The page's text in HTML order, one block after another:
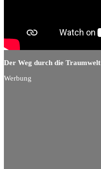
Der Weg durch die Traumwelt
Werbung